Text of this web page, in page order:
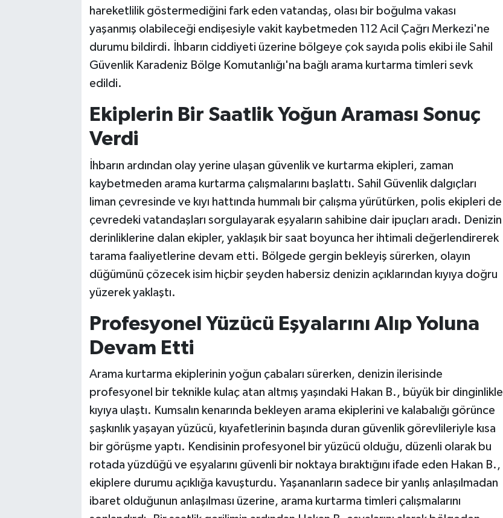
hareketlilik göstermediğini fark eden vatandaş, olası bir boğulma vakası
yaşanmış olabileceği endişesiyle vakit kaybetmeden 112 Acil Çağrı Merkezi'ne
durumu bildirdi. İhbarın ciddiyeti üzerine bölgeye çok sayıda polis ekibi ile Sahil
Güvenlik Karadeniz Bölge Komutanlığı'na bağlı arama kurtarma timleri sevk
edildi.
Ekiplerin Bir Saatlik Yoğun Araması Sonuç
Verdi
İhbarın ardından olay yerine ulaşan güvenlik ve kurtarma ekipleri, zaman
kaybetmeden arama kurtarma çalışmalarını başlattı. Sahil Güvenlik dalgıçları
liman çevresinde ve kıyı hattında hummalı bir çalışma yürütürken, polis ekipleri de
çevredeki vatandaşları sorgulayarak eşyaların sahibine dair ipuçları aradı. Denizin
derinliklerine dalan ekipler, yaklaşık bir saat boyunca her ihtimali değerlendirerek
tarama faaliyetlerine devam etti. Bölgede gergin bekleyiş sürerken, olayın
düğümünü çözecek isim hiçbir şeyden habersiz denizin açıklarından kıyıya doğru
yüzerek yaklaştı.
Profesyonel Yüzücü Eşyalarını Alıp Yoluna
Devam Etti
Arama kurtarma ekiplerinin yoğun çabaları sürerken, denizin ilerisinde
profesyonel bir teknikle kulaç atan altmış yaşındaki Hakan B., büyük bir dinginlikle
kıyıya ulaştı. Kumsalın kenarında bekleyen arama ekiplerini ve kalabalığı görünce
şaşkınlık yaşayan yüzücü, kıyafetlerinin başında duran güvenlik görevlileriyle kısa
bir görüşme yaptı. Kendisinin profesyonel bir yüzücü olduğu, düzenli olarak bu
rotada yüzdüğü ve eşyalarını güvenli bir noktaya bıraktığını ifade eden Hakan B.,
ekiplere durumu açıklığa kavuşturdu. Yaşananların sadece bir yanlış anlaşılmadan
ibaret olduğunun anlaşılması üzerine, arama kurtarma timleri çalışmalarını